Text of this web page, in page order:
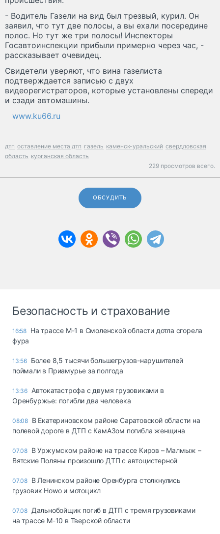
- Водитель Газели на вид был трезвый, курил. Он
заявил, что тут две полосы, а вы ехали посередине
полос. Но тут же три полосы! Инспекторы
Госавтоинспекции прибыли примерно через час, -
рассказывает очевидец.
Свидетели уверяют, что вина газелиста
подтверждается записью с двух
видеорегистраторов, которые установлены спереди
и сзади автомашины.
www.ku66.ru
дтп оставление места дтп газель каменск-уральский свердловская
область курганская область
229 просмотров всего.
ОБСУДИТЬ
Безопасность и страхование
16:58 На трассе М-1 в Смоленской области дотла сгорела
фура
13:56 Более 8,5 тысячи большегрузов-нарушителей
поймали в Приамурье за полгода
13:36 Автокатастрофа с двумя грузовиками в
Оренбуржье: погибли два человека
08:08 В Екатериновском районе Саратовской области на
полевой дороге в ДТП с КамАЗом погибла женщина
07.08 В Уржумском районе на трассе Киров – Малмыж –
Вятские Поляны произошло ДТП с автоцистерной
07.08 В Ленинском районе Оренбурга столкнулись
грузовик Howo и мотоцикл
07.08 Дальнобойщик погиб в ДТП с тремя грузовиками
на трассе М-10 в Тверской области